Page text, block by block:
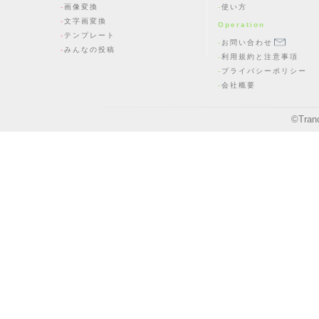
画像変換
文字画変換
テンプレート
みんなの投稿
使い方
Operation
お問い合わせ
利用規約と注意事項
プライバシーポリシー
会社概要
©